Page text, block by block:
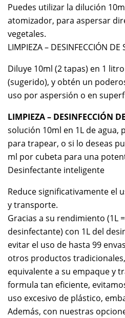
Puedes utilizar la dilución
atomizador, para aspersar
vegetales.
LIMPIEZA – DESINFECCIÓN DE
Diluye 10ml (2 tapas) en 1
(sugerido), y obtén un
uso por aspersión o en
LIMPIEZA – DESINFECCIÓN
solución 10ml en 1L de agua,
para trapear, o si lo deseas
ml por cubeta para una
Desinfectante inteligente
Reduce significativamente el
y transporte.
Gracias a su rendimiento (1L
desinfectante) con 1L del
evitar el uso de hasta 99
otros productos
equivalente a su empaque y
formula tan eficiente,
uso excesivo de plástico,
Además, con nuestras